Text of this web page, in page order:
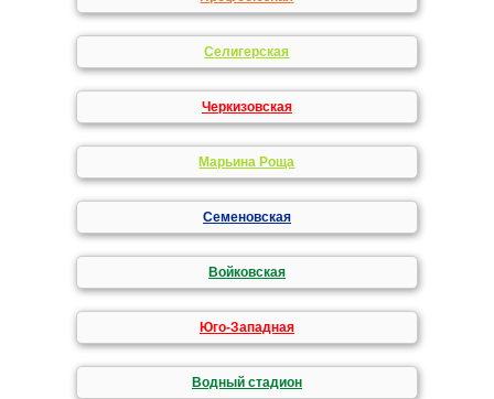
Селигерская
Черкизовская
Марьина Роща
Семеновская
Войковская
Юго-Западная
Водный стадион